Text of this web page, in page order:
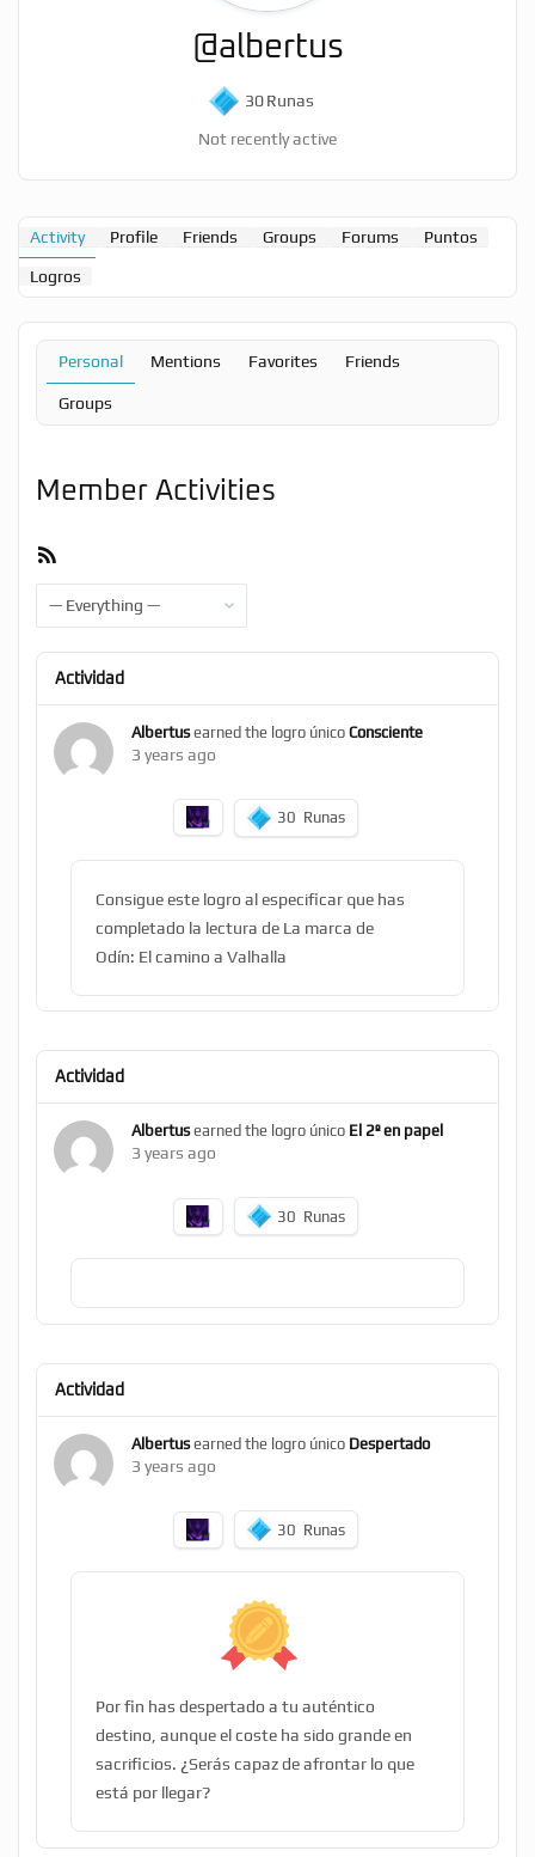
@albertus
30Runas
Not recently active
Activity Profile Friends Groups Forums Puntos
Logros
Personal Mentions Favorites Friends
Groups
Member Activities
Actividad
Albertusearned the logro único Consciente
3 years ago
30 Runas
Consigue este logro al especificar que has
completado la lectura de La marca de
Odín: El camino a Valhalla
Actividad
Albertusearned the logro único El 2º en papel
3 years ago
30 Runas
Actividad
Albertusearned the logro único Despertado
3 years ago
30 Runas
Por fin has despertado a tu auténtico
destino, aunque el coste ha sido grande en
sacrificios. ¿Serás capaz de afrontar lo que
está por llegar?